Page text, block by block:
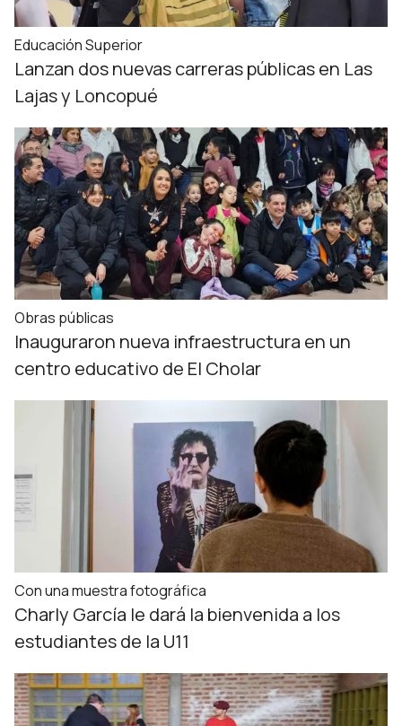
Educación Superior
Lanzan dos nuevas carreras públicas en Las
Lajas y Loncopué
Obras públicas
Inauguraron nueva infraestructura en un
centro educativo de El Cholar
Con una muestra fotográfica
Charly García le dará la bienvenida a los
estudiantes de la U11